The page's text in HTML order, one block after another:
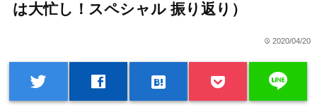
は大忙し！スペシャル 振り返り）
time 2020/04/20
twitter facebook hatenabookmark line